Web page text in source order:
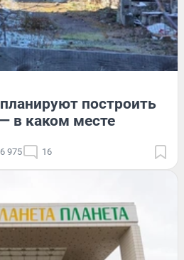
построить
в каком месте
6 975 16